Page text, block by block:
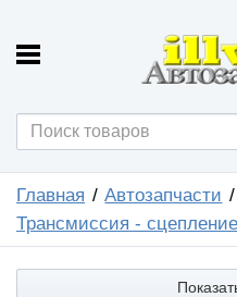
Главная
Автозапчасти
Трансмиссия -